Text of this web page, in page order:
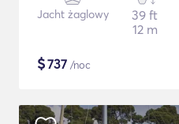
Jacht żaglowy
39 ft
12 m
$737 /noc